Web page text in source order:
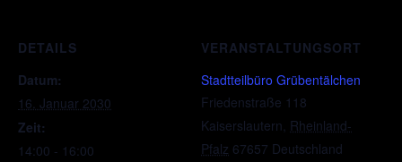
DETAILS
Datum:
16. Januar 2030
Zeit:
14:00 - 16:00
VERANSTALTUNGSORT
Stadtteilbüro Grübentälchen
Friedenstraße 118
Kaiserslautern, Rheinland-
Pfalz 67657 Deutschland